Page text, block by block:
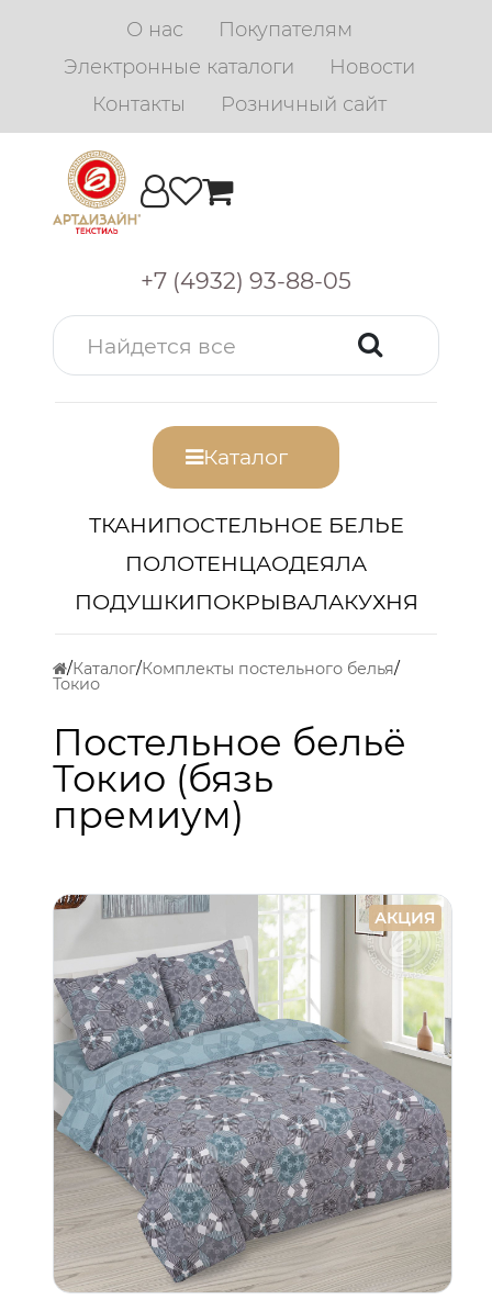
О нас
Покупателям
Электронные каталоги
Новости
Контакты
Розничный сайт
+7 (4932) 93-88-05
Каталог
ТКАНИПОСТЕЛЬНОЕ БЕЛЬЕ
ПОЛОТЕНЦАОДЕЯЛА
ПОДУШКИПОКРЫВАЛАКУХНЯ
Каталог Комплекты постельного белья
Токио
Постельное бельё
Токио (бязь
премиум)
АКЦИЯ